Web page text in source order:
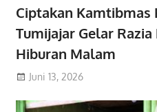
Ciptakan Kamtibmas
Tumijajar Gelar
Hiburan Malam
Juni 13, 2026